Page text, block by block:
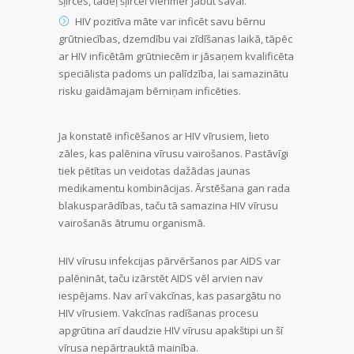
HIV pozitīva māte var inficēt savu bērnu
grūtniecības, dzemdību vai zīdīšanas laikā, tāpēc
ar HIV inficētām grūtniecēm ir jāsaņem kvalificēta
speciālista padoms un palīdzība, lai samazinātu
risku gaidāmajam bērniņam inficēties.
Ja konstatē inficēšanos ar HIV vīrusiem, lieto
zāles, kas palēnina vīrusu vairošanos. Pastāvīgi
tiek pētītas un veidotas dažādas jaunas
medikamentu kombinācijas. Ārstēšana gan rada
blakusparādības, taču tā samazina HIV vīrusu
vairošanās ātrumu organismā.
HIV vīrusu infekcijas pārvēršanos par AIDS var
palēnināt, taču izārstēt AIDS vēl arvien nav
iespējams. Nav arī vakcīnas, kas pasargātu no
HIV vīrusiem. Vakcīnas radīšanas procesu
apgrūtina arī daudzie HIV vīrusu apakštipi un šī
vīrusa nepārtrauktā mainība.